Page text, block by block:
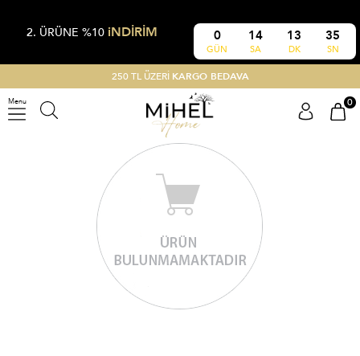
2. ÜRÜNE %10 iNDİRİM 0
GÜN
14
SA
13
DK
35
SN
250 TL ÜZERİ KARGO BEDAVA
Menu 0